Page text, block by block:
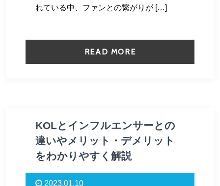
れている中、ファンとの繋がりが […]
READ MORE
KOLとインフルエンサーとの
違いやメリット・デメリット
をわかりやすく解説
2023.01.10